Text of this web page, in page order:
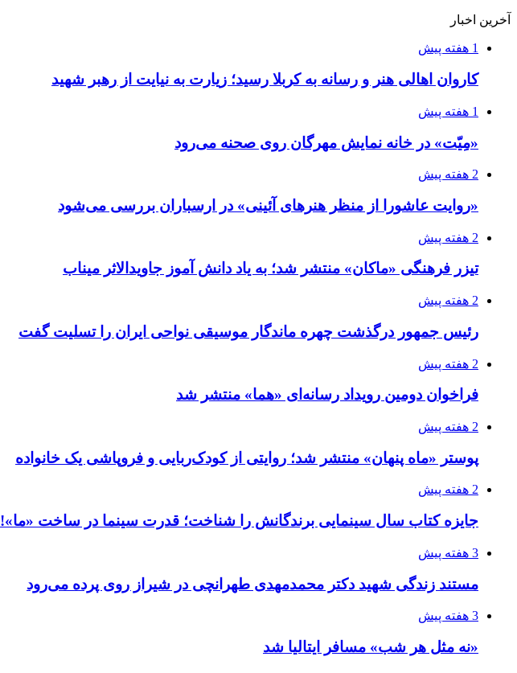
آخرین اخبار
1 هفته پیش
کاروان اهالی هنر و رسانه به کربلا رسید؛ زیارت به نیایت از رهبر شهید
1 هفته پیش
«مِیّت» در خانه نمایش مهرگان روی صحنه می‌رود
2 هفته پیش
«روایت عاشورا از منظر هنرهای آئینی» در ارسباران بررسی می‌شود
2 هفته پیش
تیزر فرهنگی «ماکان» منتشر شد؛ به یاد دانش آموز جاویدالاثر میناب
2 هفته پیش
رئیس جمهور درگذشت چهره ماندگار موسیقی نواحی ایران را تسلیت گفت
2 هفته پیش
فراخوان دومین رویداد رسانه‌ای «هما» منتشر شد
2 هفته پیش
پوستر «ماه پنهان» منتشر شد؛ روایتی از کودک‌ربایی و فروپاشی یک خانواده
2 هفته پیش
جایزه کتاب سال سینمایی برندگانش را شناخت؛ قدرت سینما در ساخت «ما»!
3 هفته پیش
مستند زندگی شهید دکتر محمدمهدی طهرانچی در شیراز روی پرده می‌رود
3 هفته پیش
«نه مثل هر شب» مسافر ایتالیا شد